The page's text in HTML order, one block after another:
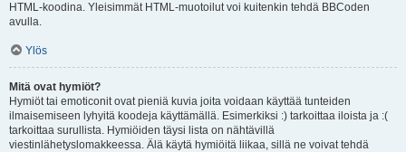
HTML-koodina. Yleisimmät HTML-muotoilut voi kuitenkin tehdä BBCoden
avulla.
Ylös
Mitä ovat hymiöt?
Hymiöt tai emoticonit ovat pieniä kuvia joita voidaan käyttää tunteiden
ilmaisemiseen lyhyitä koodeja käyttämällä. Esimerkiksi :) tarkoittaa iloista ja :(
tarkoittaa surullista. Hymiöiden täysi lista on nähtävillä
viestinlähetyslomakkeessa. Älä käytä hymiöitä liikaa, sillä ne voivat tehdä